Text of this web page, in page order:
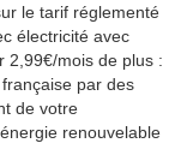
le tarif réglementé
électricité avec
2,99€/mois de plus :
par des
de votre
renouvelable